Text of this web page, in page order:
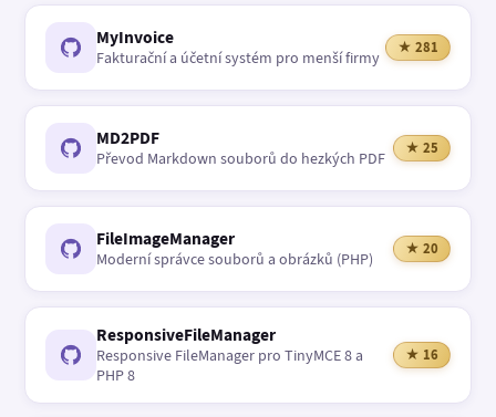
MyInvoice
Fakturační a účetní systém pro menší firmy
★ 281
MD2PDF
Převod Markdown souborů do hezkých PDF
★ 25
FileImageManager
Moderní správce souborů a obrázků (PHP)
★ 20
ResponsiveFileManager
Responsive FileManager pro TinyMCE 8 a
PHP 8
★ 16